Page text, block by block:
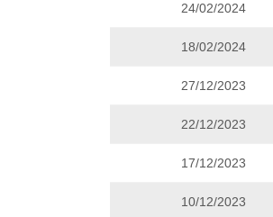
24/02/2024
18/02/2024
27/12/2023
22/12/2023
17/12/2023
10/12/2023